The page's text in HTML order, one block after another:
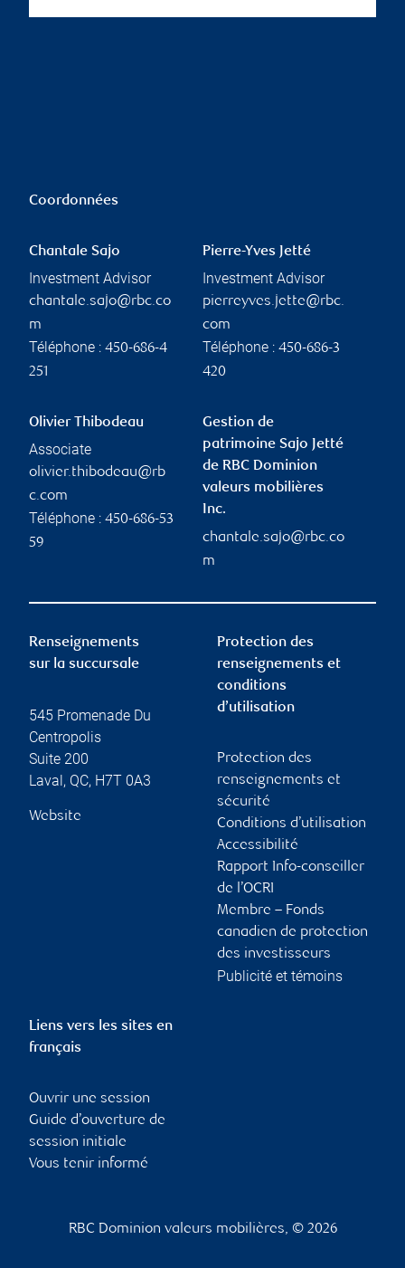
Coordonnées
Chantale Sajo
Investment Advisor
chantale.sajo@rbc.co
m
Téléphone : 450-686-4
251
Pierre-Yves Jetté
Investment Advisor
pierreyves.jette@rbc.
com
Téléphone : 450-686-3
420
Olivier Thibodeau
Associate
olivier.thibodeau@rb
c.com
Téléphone : 450-686-53
59
Gestion de
patrimoine Sajo Jetté
de RBC Dominion
valeurs mobilières
Inc.
chantale.sajo@rbc.co
m
Renseignements
sur la succursale
545 Promenade Du
Centropolis
Suite 200
Laval, QC, H7T 0A3
Website
Protection des
renseignements et
conditions
d’utilisation
Protection des
renseignements et
sécurité
Conditions d’utilisation
Accessibilité
Rapport Info-conseiller
de l’OCRI
Membre – Fonds
canadien de protection
des investisseurs
Publicité et témoins
Liens vers les sites en
français
Ouvrir une session
Guide d’ouverture de
session initiale
Vous tenir informé
RBC Dominion valeurs mobilières, © 2026